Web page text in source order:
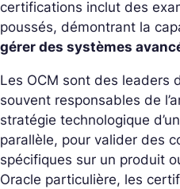
certifications inclut des
poussés, démontrant la
gérer des systèmes
Les OCM sont des leaders
souvent responsables de
stratégie technologique
parallèle, pour valider des
spécifiques sur un produit
Oracle particulière, les